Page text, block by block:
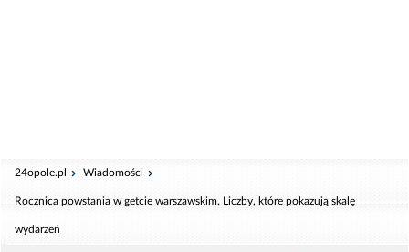
24opole.pl Wiadomości
Rocznica powstania w getcie warszawskim. Liczby, które pokazują skalę
wydarzeń